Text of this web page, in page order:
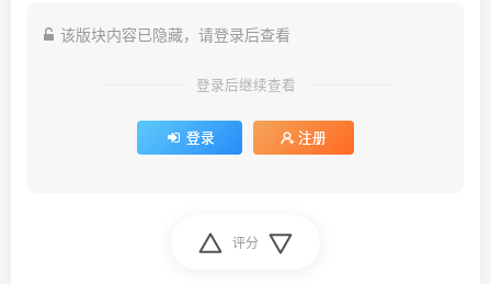
该版块内容已隐藏，请登录后查看
登录后继续查看
登录 注册
评分